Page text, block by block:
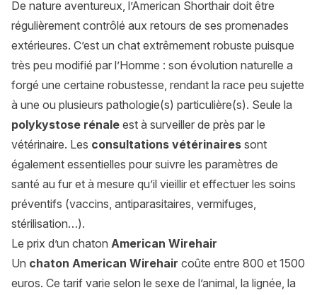
De nature aventureux, l’American Shorthair doit être
régulièrement contrôlé aux retours de ses promenades
extérieures. C’est un chat extrêmement robuste puisque
très peu modifié par l’Homme : son évolution naturelle a
forgé une certaine robustesse, rendant la race peu sujette
à une ou plusieurs pathologie(s) particulière(s). Seule la
polykystose rénale est à surveiller de près par le
vétérinaire. Les consultations vétérinaires sont
également essentielles pour suivre les paramètres de
santé au fur et à mesure qu’il vieillir et effectuer les soins
préventifs (vaccins, antiparasitaires, vermifuges,
stérilisation…).
Le prix d’un chaton American Wirehair
Un chaton American Wirehair coûte entre 800 et 1500
euros. Ce tarif varie selon le sexe de l’animal, la lignée, la